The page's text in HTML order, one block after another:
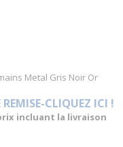
Metal Gris Noir Or
CLIQUEZ ICI !
incluant la livraison